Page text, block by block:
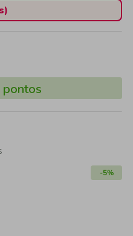
pontos
-5%